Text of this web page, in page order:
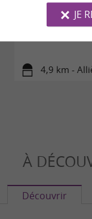
4,9 km -
À
Découvrir
JE